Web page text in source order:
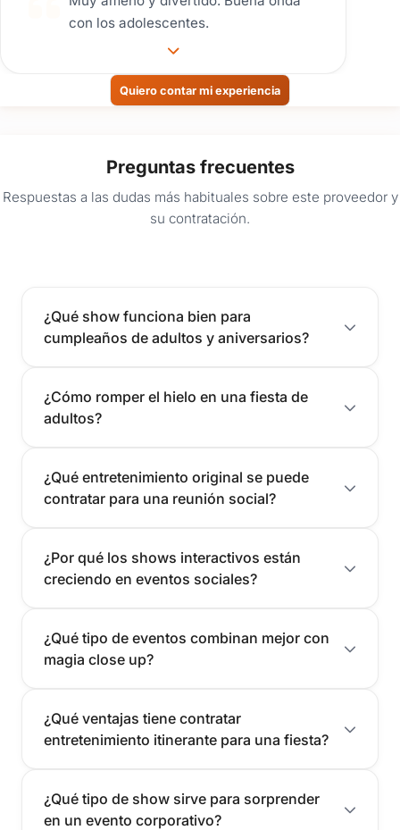
con los adolescentes.
Quiero contar mi experiencia
Preguntas frecuentes
Respuestas a las dudas más habituales sobre este proveedor y
su contratación.
¿Qué show funciona bien para
cumpleaños de adultos y aniversarios?
¿Cómo romper el hielo en una fiesta de
adultos?
¿Qué entretenimiento original se puede
contratar para una reunión social?
¿Por qué los shows interactivos están
creciendo en eventos sociales?
¿Qué tipo de eventos combinan mejor con
magia close up?
¿Qué ventajas tiene contratar
entretenimiento itinerante para una fiesta?
¿Qué tipo de show sirve para sorprender
en un evento corporativo?